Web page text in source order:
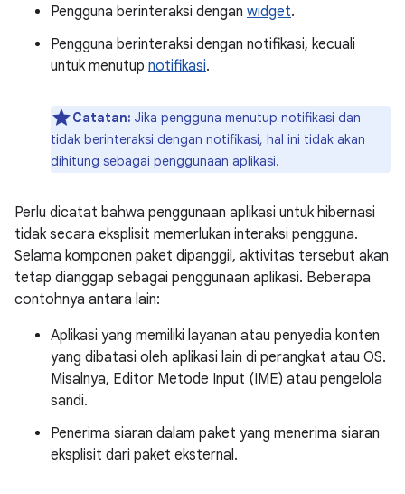
Pengguna berinteraksi dengan widget.
Pengguna berinteraksi dengan notifikasi, kecuali
untuk menutup notifikasi.
Catatan: Jika pengguna menutup notifikasi dan
tidak berinteraksi dengan notifikasi, hal ini tidak akan
dihitung sebagai penggunaan aplikasi.
Perlu dicatat bahwa penggunaan aplikasi untuk hibernasi
tidak secara eksplisit memerlukan interaksi pengguna.
Selama komponen paket dipanggil, aktivitas tersebut akan
tetap dianggap sebagai penggunaan aplikasi. Beberapa
contohnya antara lain:
Aplikasi yang memiliki layanan atau penyedia konten
yang dibatasi oleh aplikasi lain di perangkat atau OS.
Misalnya, Editor Metode Input (IME) atau pengelola
sandi.
Penerima siaran dalam paket yang menerima siaran
eksplisit dari paket eksternal.